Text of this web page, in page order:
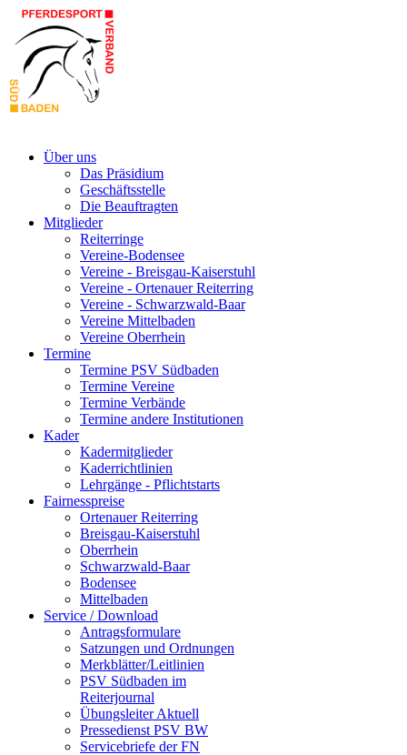
Über uns
Das Präsidium
Geschäftsstelle
Die Beauftragten
Mitglieder
Reiterringe
Vereine-Bodensee
Vereine - Breisgau-Kaiserstuhl
Vereine - Ortenauer Reiterring
Vereine - Schwarzwald-Baar
Vereine Mittelbaden
Vereine Oberrhein
Termine
Termine PSV Südbaden
Termine Vereine
Termine Verbände
Termine andere Institutionen
Kader
Kadermitglieder
Kaderrichtlinien
Lehrgänge - Pflichtstarts
Fairnesspreise
Ortenauer Reiterring
Breisgau-Kaiserstuhl
Oberrhein
Schwarzwald-Baar
Bodensee
Mittelbaden
Service / Download
Antragsformulare
Satzungen und Ordnungen
Merkblätter/Leitlinien
PSV Südbaden im
Reiterjournal
Übungsleiter Aktuell
Pressedienst PSV BW
Servicebriefe der FN